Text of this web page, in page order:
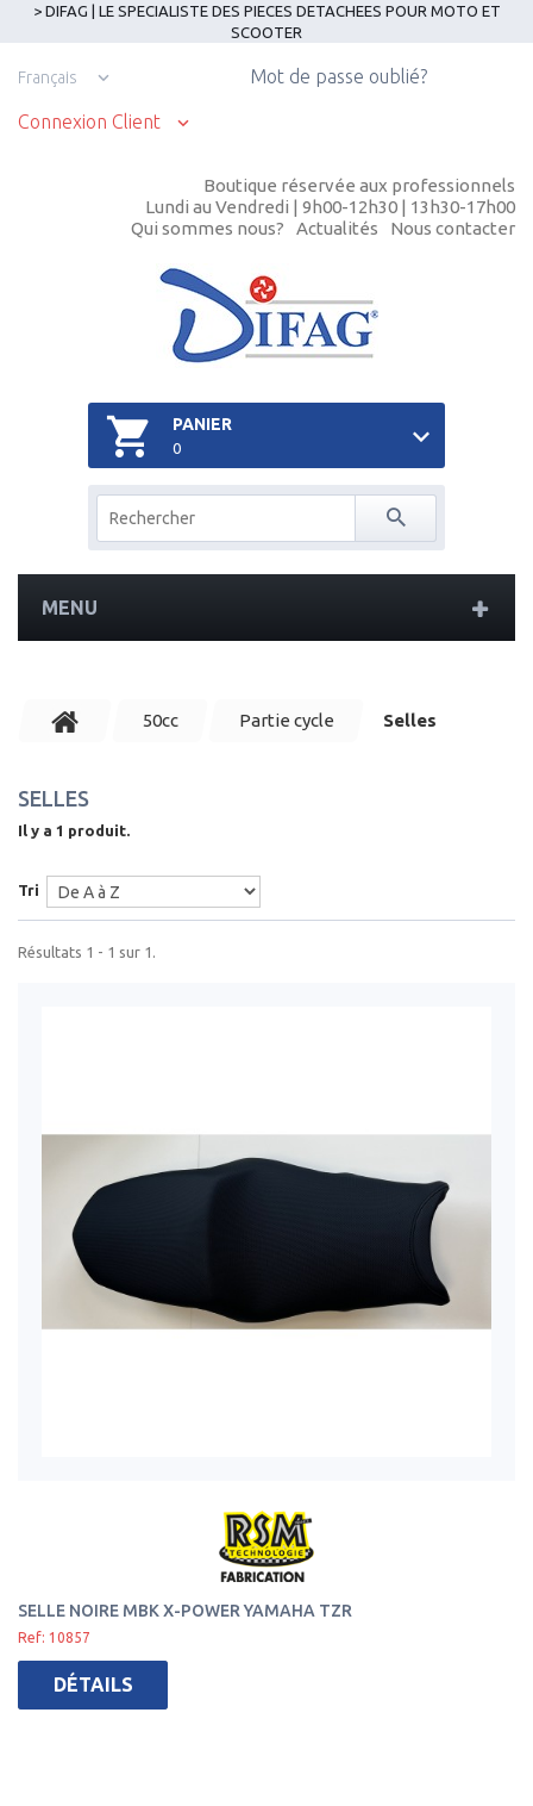
> DIFAG | LE SPECIALISTE DES PIECES DETACHEES POUR MOTO ET
SCOOTER
Français
Connexion Client
Mot de passe oublié?
Boutique réservée aux professionnels
Lundi au Vendredi | 9h00-12h30 | 13h30-17h00
Qui sommes nous?
Actualités Nous contacter
PANIER
0
MENU
50cc Partie cycle Selles
SELLES
Il y a 1 produit.
Tri
Résultats 1 - 1 sur 1.
SELLE NOIRE MBK X-POWER YAMAHA TZR
Ref: 10857
DÉTAILS